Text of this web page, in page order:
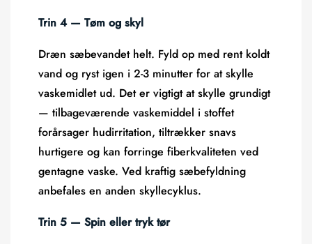
Trin 4 — Tøm og skyl
Dræn sæbevandet helt. Fyld op med rent koldt
vand og ryst igen i 2-3 minutter for at skylle
vaskemidlet ud. Det er vigtigt at skylle grundigt
— tilbageværende vaskemiddel i stoffet
forårsager hudirritation, tiltrækker snavs
hurtigere og kan forringe fiberkvaliteten ved
gentagne vaske. Ved kraftig sæbefyldning
anbefales en anden skyllecyklus.
Trin 5 — Spin eller tryk tør